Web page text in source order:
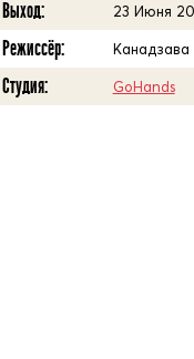
Выход: 23 Июня
Режиссёр:
Студия: GoHands